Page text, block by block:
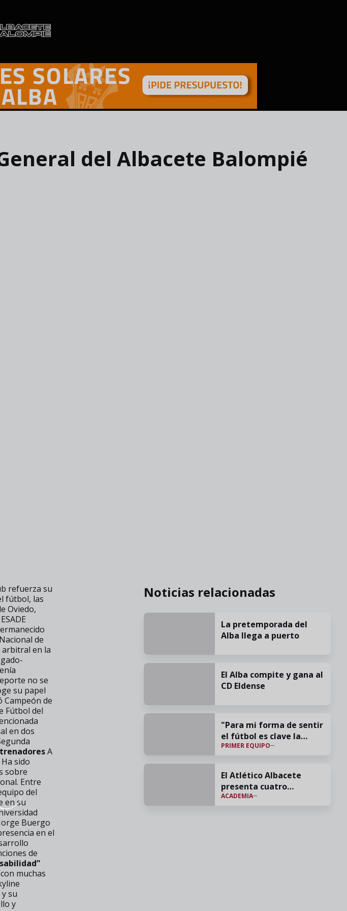
del Albacete Balompié
refuerza su
fútbol, las
Oviedo,
de
arbitral en la
no se
su papel
Campeón de
Fútbol del
en dos
A
sido
sobre
Entre
del
en su
Buergo
en el
de
muchas
su
y
Noticias relacionadas
La pretemporada del
Alba llega a puerto
El Alba compite y gana al
CD Eldense
"Para mi forma de sentir
el fútbol es clave la
confianza y el cariño"
PRIMER EQUIPO
El Atlético Albacete
presenta cuatro
incorporaciones
ACADEMIA